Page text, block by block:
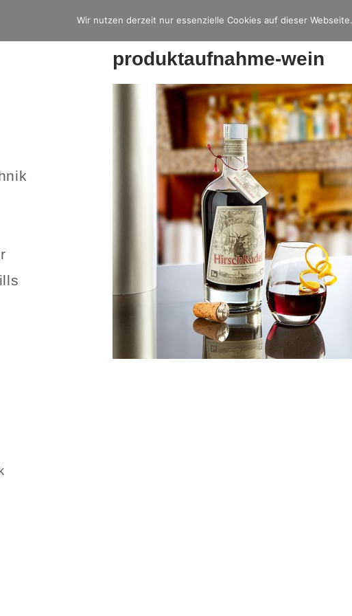
produktaufnahme-wein
Wir nutzen derzeit nur essenzielle Cookies auf dieser Webseite.